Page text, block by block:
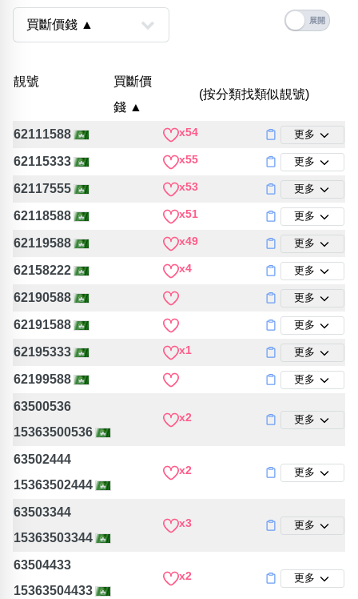
幸運號分類
次數分類
生日分類
五行
搜尋
靚號
買斷價
錢 ▲
(按分類找類似靚號)
62111588 x54 更多
62115333 x55 更多
62117555 x53 更多
62118588 x51 更多
62119588 x49 更多
62158222 x4 更多
62190588 更多
62191588 更多
62195333 x1 更多
62199588 更多
63500536
15363500536
x2 更多
63502444
15363502444
x2 更多
63503344
15363503344
x3 更多
63504433
15363504433
x2 更多